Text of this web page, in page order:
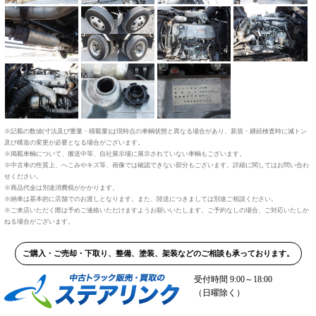
※記載の数値(寸法及び重量・積載量)は現時点の車輌状態と異なる場合があり、新規・継続検査時に減トン
及び構造の変更が必要となる場合がございます。
※掲載車輌について、搬送中等、自社展示場に展示されていない車輌もございます。
※中古車の性質上、へこみやキズ等、画像では確認できない部分もございます。詳細に関してはお問い合わ
せください。
※商品代金は別途消費税がかかります。
※納車は基本的に店舗でのお渡しとなります。また、陸送につきましては別途ご相談ください。
※ご来店いただく際は予めご連絡いただけますようお願いいたします。ご予約なしの場合、ご対応いたしか
ねる場合がございます。
ご購入・ご売却・下取り、整備、塗装、架装などのご相談も承っております。
受付時間 9:00～18:00
（日曜除く）